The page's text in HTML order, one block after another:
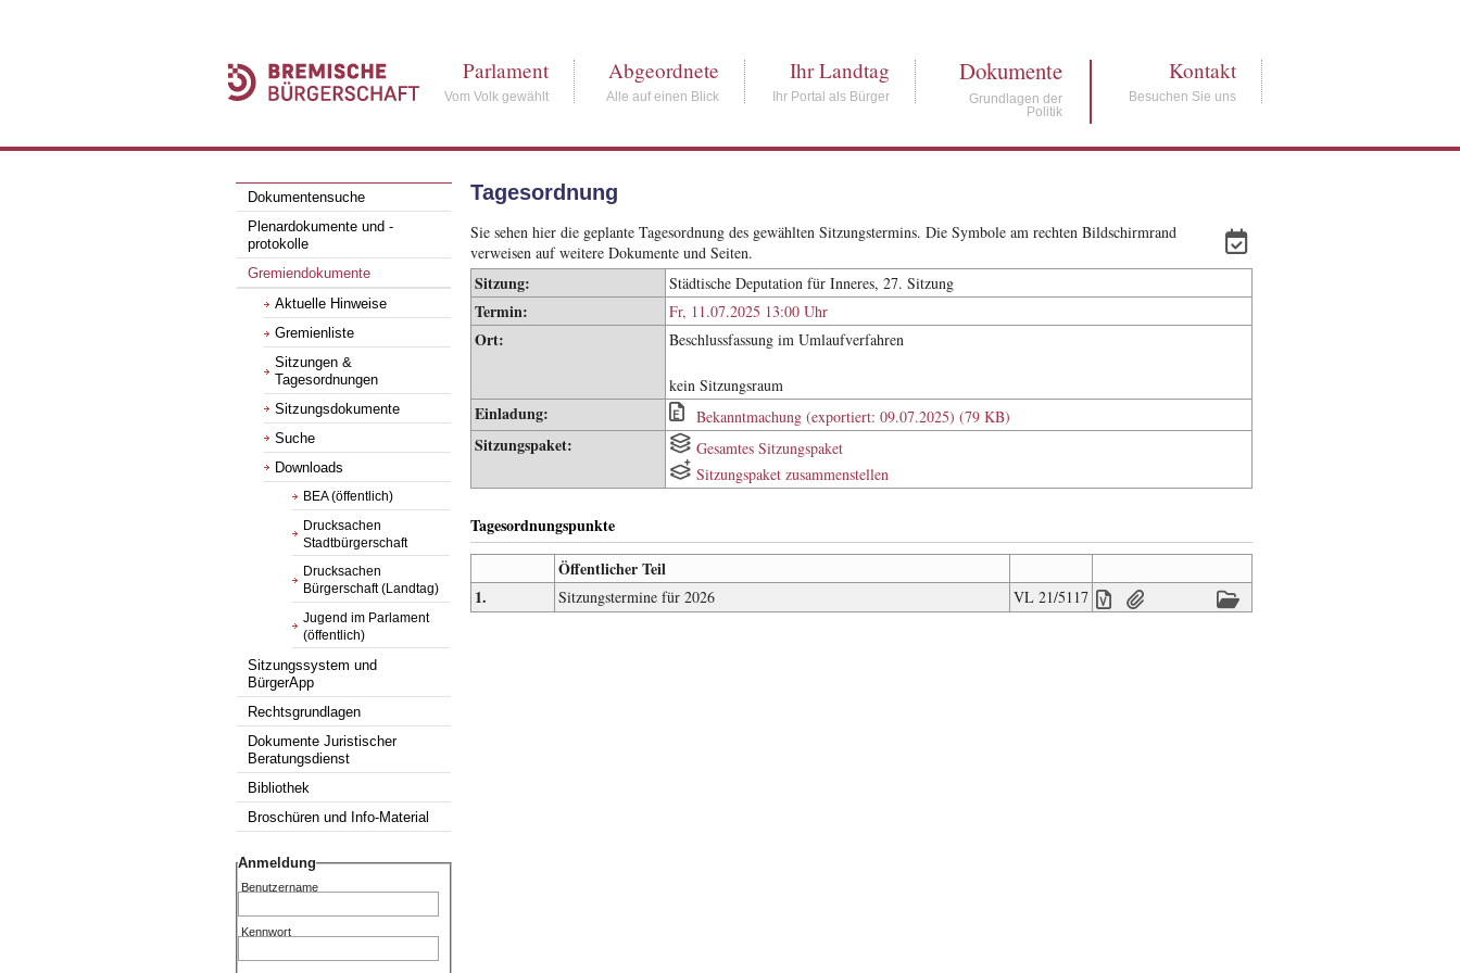
Parlament
Vom Volk gewählt
Abgeordnete
Alle auf einen Blick
Ihr Landtag
Ihr Portal als Bürger
Dokumente
Grundlagen der
Politik
Kontakt
Besuchen Sie uns
Dokumentensuche
Plenardokumente und -
protokolle
Gremiendokumente
Aktuelle Hinweise
Gremienliste
Sitzungen &
Tagesordnungen
Sitzungsdokumente
Suche
Downloads
BEA (öffentlich)
Drucksachen
Stadtbürgerschaft
Drucksachen
Bürgerschaft (Landtag)
Jugend im Parlament
(öffentlich)
Sitzungssystem und
BürgerApp
Rechtsgrundlagen
Dokumente Juristischer
Beratungsdienst
Bibliothek
Broschüren und Info-Material
Anmeldung
Benutzername
Kennwort
Tagesordnung
Sie sehen hier die geplante Tagesordnung des gewählten Sitzungstermins. Die Symbole am rechten Bildschirmrand
verweisen auf weitere Dokumente und Seiten.
Sitzung: Städtische Deputation für Inneres, 27. Sitzung
Termin: Fr, 11.07.2025 13:00 Uhr
Ort: Beschlussfassung im Umlaufverfahren
kein Sitzungsraum
Einladung: Bekanntmachung (exportiert: 09.07.2025) (79 KB)
Sitzungspaket:
Gesamtes Sitzungspaket
Sitzungspaket zusammenstellen
Tagesordnungspunkte
Öffentlicher Teil
1.
Sitzungstermine für 2026 VL 21/5117